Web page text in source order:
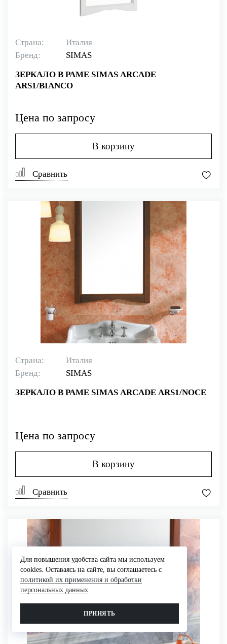
Страна:
Италия
Бренд:
SIMAS
ЗЕРКАЛО В РАМЕ SIMAS ARCADE
ARS1/BIANCO
Цена по запросу
В корзину
Сравнить
Страна:
Италия
Бренд:
SIMAS
ЗЕРКАЛО В РАМЕ SIMAS ARCADE ARS1/NOCE
Цена по запросу
В корзину
Сравнить
Для повышения удобства сайта мы используем
cookies. Оставаясь на сайте, вы соглашаетесь с
политикой их применения и обработки
персональных данных
ПРИНЯТЬ